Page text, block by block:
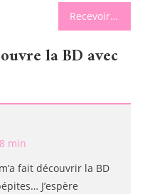
Recevoir une Box mensuelle de livres avec Boobox !
la BD avec
min
fait découvrir la BD
J’espère